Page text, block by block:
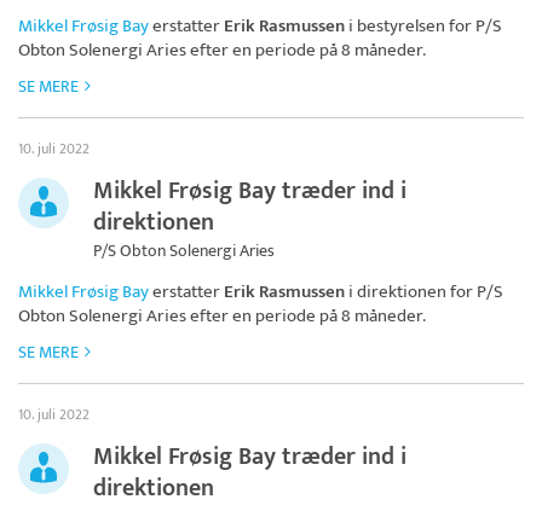
Mikkel Frøsig BayerstatterErik Rasmusseni bestyrelsen forP/S
Obton Solenergi Ariesefter en periode på 8 måneder.
SE MERE
10. juli 2022
Mikkel Frøsig Bay træder ind i
direktionen
P/S Obton Solenergi Aries
Mikkel Frøsig BayerstatterErik Rasmusseni direktionen forP/S
Obton Solenergi Ariesefter en periode på 8 måneder.
SE MERE
10. juli 2022
Mikkel Frøsig Bay træder ind i
direktionen